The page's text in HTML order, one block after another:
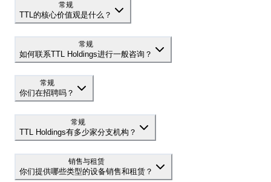
常规
TTL的核心价值观是什么？
常规
如何联系TTL Holdings进行一般咨询？
常规
你们在招聘吗？
常规
TTL Holdings有多少家分支机构？
销售与租赁
你们提供哪些类型的设备销售和租赁？